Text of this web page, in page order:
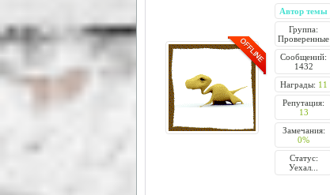
Автор темы
Группа:
Проверенные
Сообщений:
1432
Награды: 11
Репутация:
13
Замечания:
0%
Статус:
Уехал...